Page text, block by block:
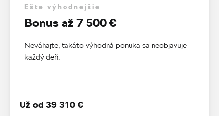
Ešte výhodnejšie
Bonus až 7 500 €
Neváhajte, takáto výhodná ponuka sa neobjavuje
každý deň.
Už od 39 310 €